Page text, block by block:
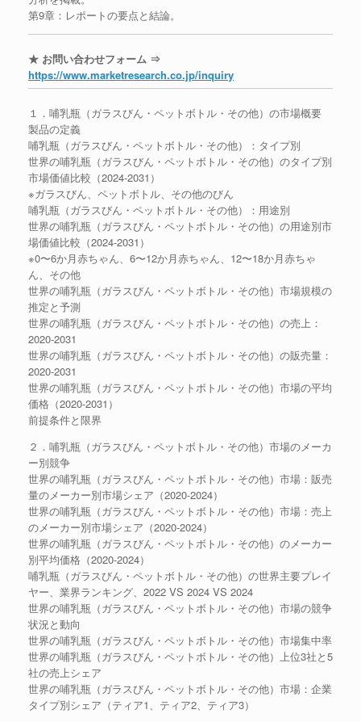
第9章：レポートの要点と結論。
★ お問い合わせフォーム ⇒
https://www.marketresearch.co.jp/inquiry
１．哺乳瓶（ガラスびん・ペットボトル・その他）の市場概要
製品の定義
哺乳瓶（ガラスびん・ペットボトル・その他）：タイプ別
世界の哺乳瓶（ガラスびん・ペットボトル・その他）のタイプ別
市場価値比較（2024-2031）
※ガラスびん、ペットボトル、その他のびん
哺乳瓶（ガラスびん・ペットボトル・その他）：用途別
世界の哺乳瓶（ガラスびん・ペットボトル・その他）の用途別市
場価値比較（2024-2031）
※0〜6か月赤ちゃん、6〜12か月赤ちゃん、12〜18か月赤ちゃ
ん、その他
世界の哺乳瓶（ガラスびん・ペットボトル・その他）市場規模の
推定と予測
世界の哺乳瓶（ガラスびん・ペットボトル・その他）の売上：
2020-2031
世界の哺乳瓶（ガラスびん・ペットボトル・その他）の販売量：
2020-2031
世界の哺乳瓶（ガラスびん・ペットボトル・その他）市場の平均
価格（2020-2031）
前提条件と限界
２．哺乳瓶（ガラスびん・ペットボトル・その他）市場のメーカ
ー別競争
世界の哺乳瓶（ガラスびん・ペットボトル・その他）市場：販売
量のメーカー別市場シェア（2020-2024）
世界の哺乳瓶（ガラスびん・ペットボトル・その他）市場：売上
のメーカー別市場シェア（2020-2024）
世界の哺乳瓶（ガラスびん・ペットボトル・その他）のメーカー
別平均価格（2020-2024）
哺乳瓶（ガラスびん・ペットボトル・その他）の世界主要プレイ
ヤー、業界ランキング、2022 VS 2024 VS 2024
世界の哺乳瓶（ガラスびん・ペットボトル・その他）市場の競争
状況と動向
世界の哺乳瓶（ガラスびん・ペットボトル・その他）市場集中率
世界の哺乳瓶（ガラスびん・ペットボトル・その他）上位3社と5
社の売上シェア
世界の哺乳瓶（ガラスびん・ペットボトル・その他）市場：企業
タイプ別シェア（ティア1、ティア2、ティア3）